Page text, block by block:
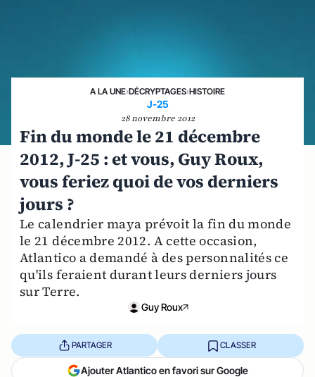
A LA UNE›DÉCRYPTAGES›HISTOIRE
J-25
28 novembre 2012
Fin du monde le 21 décembre
2012, J-25 : et vous, Guy Roux,
vous feriez quoi de vos derniers
jours ?
Le calendrier maya prévoit la fin du monde
le 21 décembre 2012. A cette occasion,
Atlantico a demandé à des personnalités ce
qu'ils feraient durant leurs derniers jours
sur Terre.
Guy Roux
PARTAGER CLASSER
Ajouter Atlantico en favori sur Google